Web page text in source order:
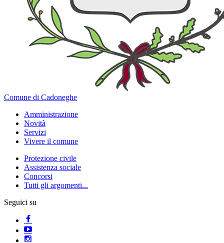
Comune di Cadoneghe
Amministrazione
Novità
Servizi
Vivere il comune
Protezione civile
Assistenza sociale
Concorsi
Tutti gli argomenti...
Seguici su